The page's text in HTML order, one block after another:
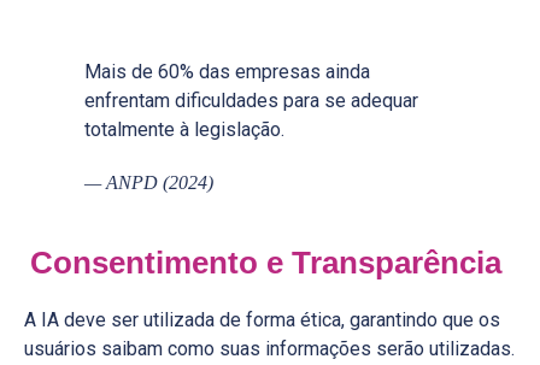
Mais de 60% das empresas ainda
enfrentam dificuldades para se adequar
totalmente à legislação.
— ANPD (2024)
Consentimento e Transparência
A IA deve ser utilizada de forma ética, garantindo que os
usuários saibam como suas informações serão utilizadas.